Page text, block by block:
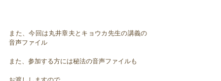
また、今回は丸井章夫とキョウカ先生の講義の
音声ファイル
また、参加する方には秘法の音声ファイルも